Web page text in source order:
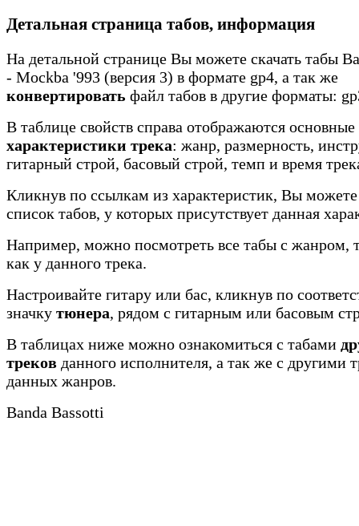
Детальная страница табов, информация
На детальной странице Вы можете скачать табы
- Mockba '993 (версия 3) в формате gp4, а так же
конвертировать файл табов в другие форматы:
В таблице свойств справа отображаются основные
характеристики трека: жанр, размерность,
гитарный строй, басовый строй, темп и время
Кликнув по ссылкам из характеристик, Вы
список табов, у которых присутствует данная
Например, можно посмотреть все табы с жанром,
как у данного трека.
Настроивайте гитару или бас, кликнув по
значку тюнера, рядом с гитарным или басовым
В таблицах ниже можно ознакомиться с табами
треков данного исполнителя, а так же с другими
данных жанров.
Banda Bassotti